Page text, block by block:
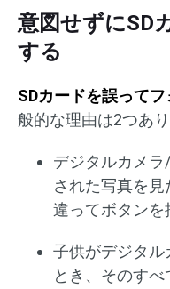
意図せずにSD
する
SDカードを誤ってフ
般的な理由は2つあり
デジタルカメ
された写真を
違ってボタンを
子供がデジタ
とき、そのす